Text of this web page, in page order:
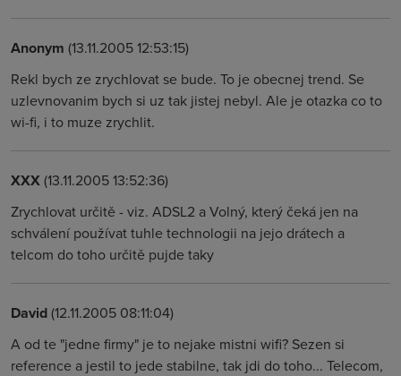
Anonym (13.11.2005 12:53:15)
Rekl bych ze zrychlovat se bude. To je obecnej trend. Se
uzlevnovanim bych si uz tak jistej nebyl. Ale je otazka co to
wi-fi, i to muze zrychlit.
XXX(13.11.2005 13:52:36)
Zrychlovat určitě - viz. ADSL2 a Volný, který čeká jen na
schválení používat tuhle technologii na jejo drátech a
telcom do toho určitě pujde taky
David(12.11.2005 08:11:04)
A od te "jedne firmy" je to nejake mistni wifi? Sezen si
reference a jestil to jede stabilne, tak jdi do toho... Telecom,